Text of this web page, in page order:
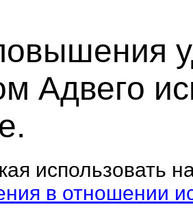
Адвего
использовать
в отношении